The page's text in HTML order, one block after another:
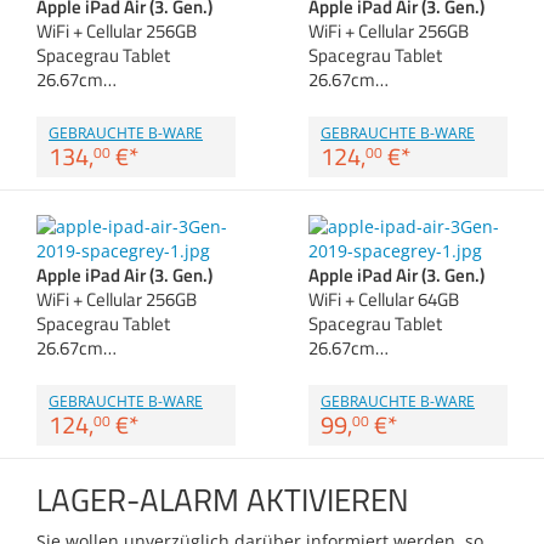
Zubehör
Anmelden | Registrieren
Merkzettel
Apple iPad Air (3. Gen.)
WiFi + Cellular 256GB
Spacegrau Tablet
26.67cm…
GEBRAUCHTE B-WARE
134,00 €*
Apple iPad Air (3. Gen.)
WiFi + Cellular 256GB
Spacegrau Tablet
26.67cm…
GEBRAUCHTE B-WARE
124,00 €*
Apple iPad Air (3. Gen.)
WiFi + Cellular 256GB
Spacegrau Tablet
26.67cm…
GEBRAUCHTE B-WARE
124,00 €*
Apple iPad Air (3. Gen.)
WiFi + Cellular 64GB
Spacegrau Tablet
26.67cm…
GEBRAUCHTE B-WARE
99,00 €*
LAGER-ALARM AKTIVIEREN